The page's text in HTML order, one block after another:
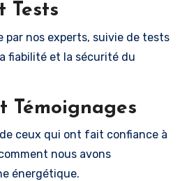
Tests
par nos experts, suivie de tests
fiabilité et la sécurité du
Témoignages
ceux qui ont fait confiance à
nous avons
énergétique.